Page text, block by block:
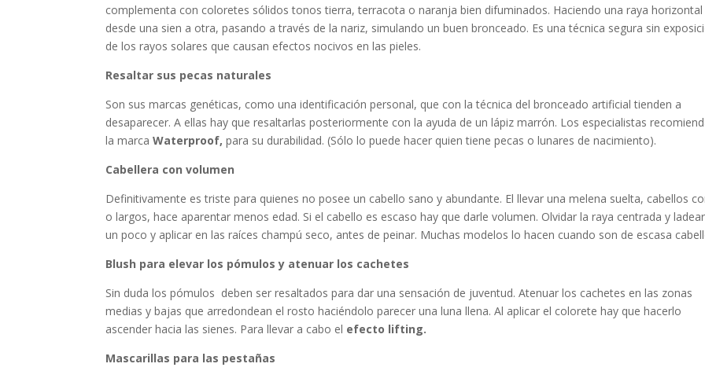
complementa con coloretes sólidos tonos tierra, terracota o naranja bien difuminados. Haciendo una raya horizontal
desde una sien a otra, pasando a través de la nariz, simulando un buen bronceado. Es una técnica segura sin
de los rayos solares que causan efectos nocivos en las pieles.
Resaltar sus pecas naturales
Son sus marcas genéticas, como una identificación personal, que con la técnica del bronceado artificial tienden a
desaparecer. A ellas hay que resaltarlas posteriormente con la ayuda de un lápiz marrón. Los especialistas
la marcaWaterproof,para su durabilidad. (Sólo lo puede hacer quien tiene pecas o lunares de nacimiento).
Cabellera con volumen
Definitivamente es triste para quienes no posee un cabello sano y abundante. El llevar una melena suelta, cabellos
o largos, hace aparentar menos edad. Si el cabello es escaso hay que darle volumen. Olvidar la raya centrada y
un poco y aplicar en las raíces champú seco, antes de peinar. Muchas modelos lo hacen cuando son de escasa
Blush para elevar los pómulos y atenuar los cachetes
Sin duda los pómulos deben ser resaltados para dar una sensación de juventud. Atenuar los cachetes en las zonas
medias y bajas que arredondean el rosto haciéndolo parecer una luna llena. Al aplicar el colorete hay que hacerlo
ascender hacia las sienes. Para llevar a cabo el efecto lifting.
Mascarillas para las pestañas